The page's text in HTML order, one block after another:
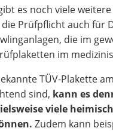
es noch viele
Prüfpflicht auch für
die im
im
TÜV-Plakette
sind, kann es
viele
Zudem kann